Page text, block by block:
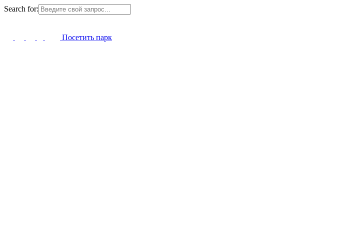
Search for:
Посетить парк